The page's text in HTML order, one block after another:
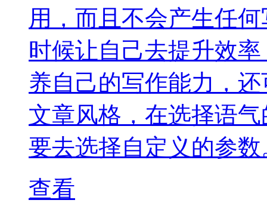
用，而且不会产生任
时候让自己去提升效
养自己的写作能力，
文章风格，在选择语
要去选择自定义的参数
查看